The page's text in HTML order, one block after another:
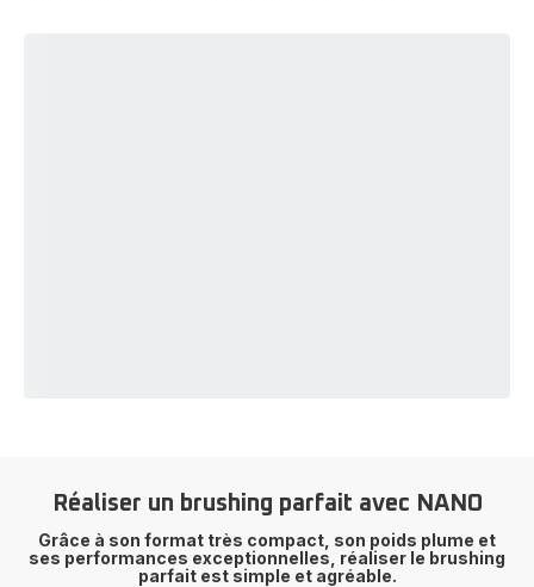
Réaliser un brushing parfait avec NANO
Grâce à son format très compact, son poids plume et
ses performances exceptionnelles, réaliser le brushing
parfait est simple et agréable.